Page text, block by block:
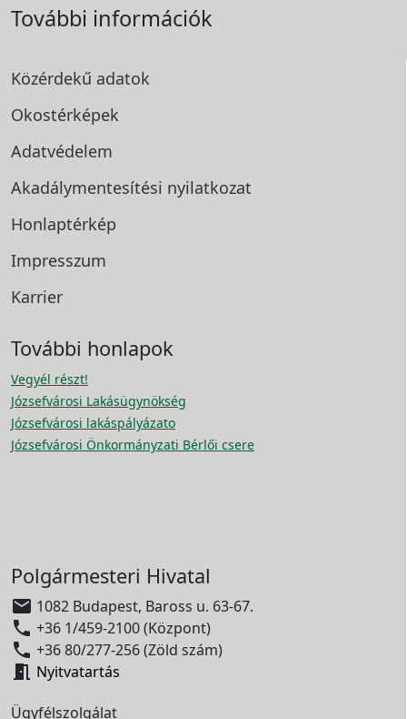
További információk
Közérdekű adatok
Okostérképek
Adatvédelem
Akadálymentesítési nyilatkozat
Honlaptérkép
Impresszum
Karrier
További honlapok
Vegyél részt!
Józsefvárosi Lakásügynökség
Józsefvárosi lakáspályázato
Józsefvárosi Önkormányzati Bérlői csere
Polgármesteri Hivatal
 1082 Budapest, Baross u. 63-67.
 +36 1/459-2100 (Központ)
 +36 80/277-256 (Zöld szám)
 Nyitvatartás
Ügyfélszolgálat